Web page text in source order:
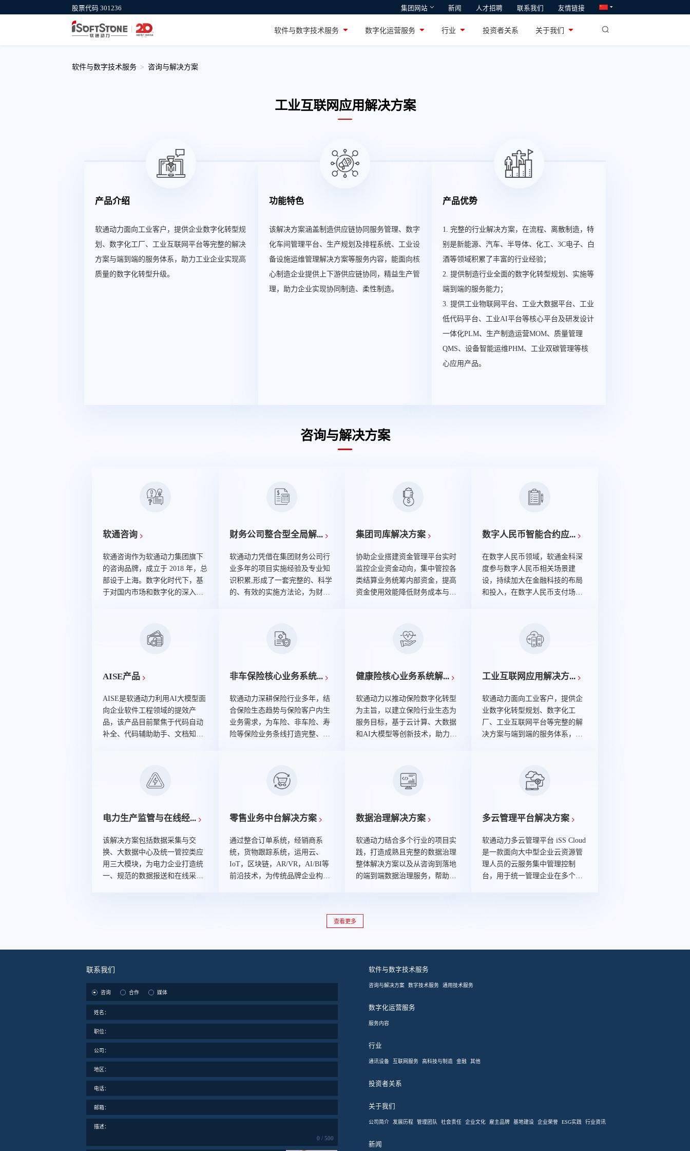
股票代码 301236 集团网站 新闻 人才招聘 联系我们 友情链接
集团官网 智通国际 鸿湖万联 软通教育
软件与数字技术服务 数字化运营服务 行业 投资者关系 关于我们
软件与数字技术服务 咨询与解决方案
工业互联网应用解决方案
产品介绍
软通动力面向工业客户，提供企业数字化转型规
划、数字化工厂、工业互联网平台等完整的解决
方案与端到端的服务体系，助力工业企业实现高
质量的数字化转型升级。
功能特色
该解决方案涵盖制造供应链协同服务管理、数字
化车间管理平台、生产规划及排程系统、工业设
备设施运维管理解决方案等服务内容，能面向核
心制造企业提供上下游供应链协同，精益生产管
理，助力企业实现协同制造、柔性制造。
产品优势
1. 完整的行业解决方案，在流程、离散制造，特
别是新能源、汽车、半导体、化工、3C电子、白
酒等领域积累了丰富的行业经验；
2. 提供制造行业全面的数字化转型规划、实施等
端到端的服务能力；
3. 提供工业物联网平台、工业大数据平台、工业
低代码平台、工业AI平台等核心平台及研发设计
一体化PLM、生产制造运营MOM、质量管理
QMS、设备智能运维PHM、工业双碳管理等核
心应用产品。
咨询与解决方案
软通咨询
软通咨询作为软通动力集团旗下
的咨询品牌，成立于 2018 年，总
部设于上海。数字化时代下，基
于对国内市场和数字化的深入了
眼光布局数字化咨询服务发展战
重要问题，为企业提供专业咨询
的咨询体系。横向上，形成了包
括战略规划与流程变革、企业数
字化转型、数据使能、智能制
造、企业信息化规划、数字营
技、能源等8大行业。
财务公司整合型全局解...
软通动力凭借在集团财务公司行
业多年的项目实施经验及专业知
识积累,形成了一套完整的、科学
的、有效的实施方法论，为财务
业务咨询、IT规划、网络建设、
信息化的一站式解决方案服务。
集团司库解决方案
协助企业搭建资金管理平台实时
监控企业资金动向，集中管控各
类结算业务统筹内部资金，提高
资金使用效能降低财务成本与融
数字人民币智能合约应...
在数字人民币领域，软通金科深
度参与数字人民币相关场景建
设，持续加大在金融科技的布局
和投入，在数字人民币支付场景
AISE产品
AISE是软通动力利用AI大模型面
向企业软件工程领域的提效产
品，该产品目前聚焦于代码自动
补全、代码辅助助手、文档知识
非车保险核心业务系统...
软通动力深耕保险行业多年，结
合保险生态趋势与保险客户内生
业务需求，为车险、非车险、寿
险等保险业务条线打造完整、智
健康险核心业务系统解...
软通动力以推动保险数字化转型
为主旨，以建立保险行业生态为
服务目标，基于云计算、大数据
和AI大模型等创新技术，助力保
工业互联网应用解决方...
软通动力面向工业客户，提供企
业数字化转型规划、数字化工
厂、工业互联网平台等完整的解
决方案与端到端的服务体系，助
电力生产监管与在线经...
该解决方案包括数据采集与交
换、大数据中心及统一管控类应
用三大模块，为电力企业打造统
一、规范的数据报送和在线采集
零售业务中台解决方案
通过整合订单系统，经销商系
统，货物跟踪系统，运用云、
IoT，区块链，AR/VR，AI/BI等
前沿技术，为传统品牌企业构建
数据治理解决方案
软通动力结合多个行业的项目实
践，打造成熟且完整的数据治理
整体解决方案以及从咨询到落地
的端到端数据治理服务，帮助企
多云管理平台解决方案
软通动力多云管理平台 iSS Cloud
是一款面向大中型企业云资源管
理人员的云服务集中管理控制
台，用于统一管理企业在多个公
查看更多
联系我们
咨询 合作 媒体
姓名：
职位：
公司：
地区：
电话：
邮箱：
描述：
0 / 500
软件与数字技术服务
咨询与解决方案 数字技术服务 通用技术服务
数字化运营服务
服务内容
行业
通讯设备 互联网服务 高科技与制造 金融 其他
投资者关系
关于我们
公司简介 发展历程 管理团队 社会责任 企业文化 雇主品牌 基地建设 企业荣誉 ESG实践 行业资讯
新闻